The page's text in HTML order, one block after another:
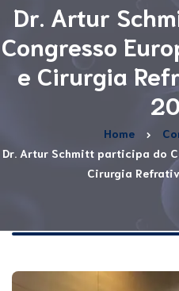
Dr. Artur
Congresso
e Cirurgia
Home
Dr. Artur Schmitt participa do
Cirurgia